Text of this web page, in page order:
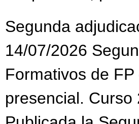
Segunda
14/07/2026
Formativos de
presencial.